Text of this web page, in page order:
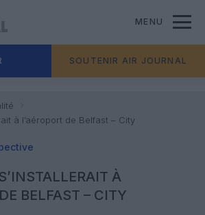
MENU
SOUTENIR AIR JOURNAL
à l’aéroport de Belfast – City
À
BELFAST – CITY